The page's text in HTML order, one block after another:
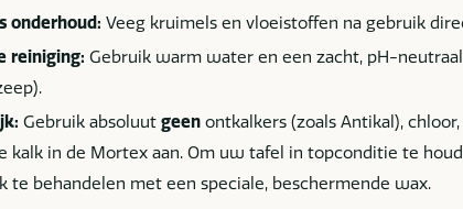
onderhoud: Veeg kruimels en vloeistoffen na gebruik
reiniging: Gebruik warm water en een zacht, pH-
Gebruik absoluut geenontkalkers (zoals Antikal),
kalk in de Mortex aan. Om uw tafel in topconditie te
te behandelen met een speciale, beschermende wax.